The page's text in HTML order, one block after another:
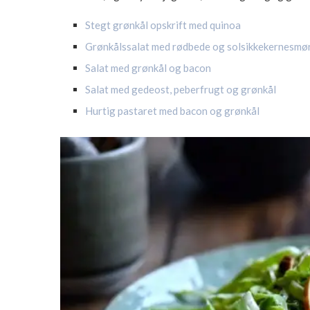
Stegt grønkål opskrift med quinoa
Grønkålssalat med rødbede og
Salat med grønkål og bacon
Salat med gedeost, peberfrugt og grønkål
Hurtig pastaret med bacon og grønkål